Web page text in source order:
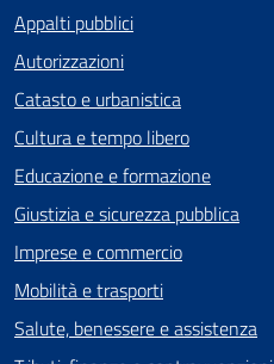
Appalti pubblici
Autorizzazioni
Catasto e urbanistica
Cultura e tempo libero
Educazione e formazione
Giustizia e sicurezza pubblica
Imprese e commercio
Mobilità e trasporti
Salute, benessere e assistenza